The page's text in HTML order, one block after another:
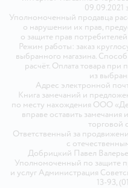
09.09.2021
Уполномоченный продавца
о нарушении их прав,
о защите прав
Режим работы: заказ
выбранного магазина.
расчёт. Оплата товара при
из
Адрес электронной
Книга замечаний и
по месту нахождения ООО
вправе оставить
торговой
Ответственный за
с
Добрицкий Павел
Уполномоченный по защите
и услуг Администрация
13-93,